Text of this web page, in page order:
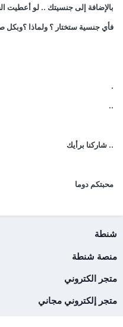
بالإضافة إلى جنسيتك .. لو أعطيت
فأي جنسية ستختار ؟ ولماذا
..
.. شاركنا برأيك
محبتكم دوما
شنطة
منصة شنطة
متجر الكتروني
متجر إلكتروني مجاني